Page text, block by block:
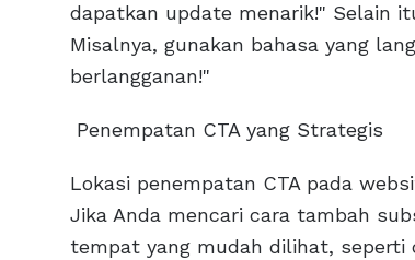
dapatkan update menarik!" Selain
Misalnya, gunakan bahasa yang
berlangganan!"
Penempatan CTA yang Strategis
Lokasi penempatan CTA pada
Jika Anda mencari cara tambah
tempat yang mudah dilihat, seperti